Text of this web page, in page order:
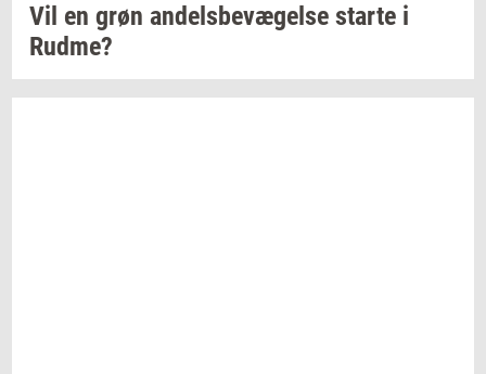
Vil en grøn an­dels­be­væ­gel­se star­te i
Rudme?